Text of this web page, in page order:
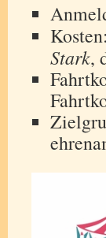
Stark,